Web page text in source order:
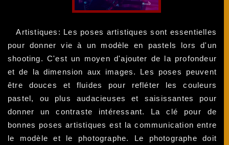
Artistiques: Les poses artistiques sont essentielles
pour donner vie à un modèle en pastels lors d'un
shooting. C'est un moyen d'ajouter de la profondeur
et de la dimension aux images. Les poses peuvent
être douces et fluides pour refléter les couleurs
pastel, ou plus audacieuses et saisissantes pour
donner un contraste intéressant. La clé pour de
bonnes poses artistiques est la communication entre
le modèle et le photographe. Le photographe doit